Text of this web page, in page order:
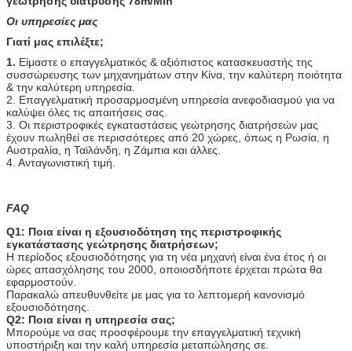
Οι υπηρεσίες μας
Γιατί μας επιλέξτε;
1. Είμαστε ο επαγγελματικός & αξιόπιστος κατασκευαστής της
συσσώρευσης των μηχανημάτων στην Κίνα, την καλύτερη ποιότητα
& την καλύτερη υπηρεσία.
2. Επαγγελματική προσαρμοσμένη υπηρεσία ανεφοδιασμού για να
καλύψει όλες τις απαιτήσεις σας.
3. Οι περιστροφικές εγκαταστάσεις γεώτρησης διατρήσεών μας
έχουν πωληθεί σε περισσότερες από 20 χώρες, όπως η Ρωσία, η
Αυστραλία, η Ταϊλάνδη, η Ζάμπια και άλλες.
4. Ανταγωνιστική τιμή.
FAQ
Q1: Ποια είναι η εξουσιοδότηση της περιστροφικής
εγκατάστασης γεώτρησης διατρήσεων;
Η περίοδος εξουσιοδότησης για τη νέα μηχανή είναι ένα έτος ή οι
ώρες απασχόλησης του 2000, οποιοσδήποτε έρχεται πρώτα θα
εφαρμοστούν.
Παρακαλώ απευθυνθείτε με μας για το λεπτομερή κανονισμό
εξουσιοδότησης.
Q2: Ποια είναι η υπηρεσία σας;
Μπορούμε να σας προσφέρουμε την επαγγελματική τεχνική
υποστήριξη και την καλή υπηρεσία μεταπώλησης σε.